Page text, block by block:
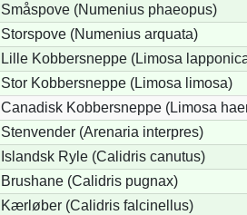
Småspove (Numenius phaeopus)
Storspove (Numenius arquata)
Lille Kobbersneppe (Limosa
Stor Kobbersneppe (Limosa limosa)
Canadisk Kobbersneppe (Limosa
Stenvender (Arenaria interpres)
Islandsk Ryle (Calidris canutus)
Brushane (Calidris pugnax)
Kærløber (Calidris falcinellus)